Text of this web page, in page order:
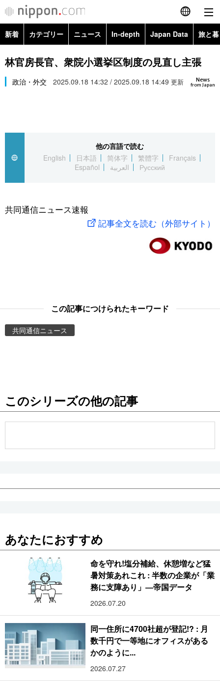
English
简体字
繁體字
العربية
社会
旅と暮らし
東京
新着 カテゴリー ニュース In-depth Japan Data 旅と
政治・外交
経済・ビジネス
社会
文化
科学・技術
暮らし
Topics
Images
お知らせ
林官房長官、衆院小選挙区制度の見直し主張
News
from Japan
政治・外交 2025.09.18 14:32 / 2025.09.18 14:49 更新
他の言語で読む
English
日本語 简体字 繁體字
Français
Español
العربية Русский
共同通信ニュース速報
記事全文を読む（外部サイト）
この記事につけられたキーワード
共同通信ニュース
このシリーズの他の記事
あなたにおすすめ
命を守れ!塩分補給、休憩増など猛
暑対策あれこれ : 半数の企業が「業
務に支障あり」―帝国データ
2026.07.20
同一住所に4700社超が登記!? : 月
数千円で一等地にオフィスがある
かのように...
2026.07.27